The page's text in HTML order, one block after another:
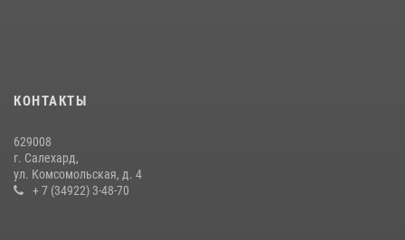
14 июля 2026, 06:53
КОНТАКТЫ
629008
г. Салехард,
ул. Комсомольская, д. 4
+ 7 (34922) 3-48-70